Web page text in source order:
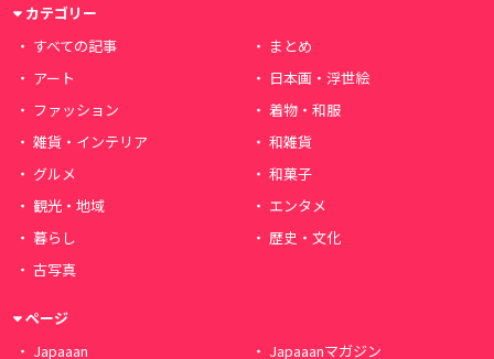
カテゴリー
すべての記事
まとめ
アート
日本画・浮世絵
ファッション
着物・和服
雑貨・インテリア
和雑貨
グルメ
和菓子
観光・地域
エンタメ
暮らし
歴史・文化
古写真
ページ
Japaaan
Japaaanマガジン